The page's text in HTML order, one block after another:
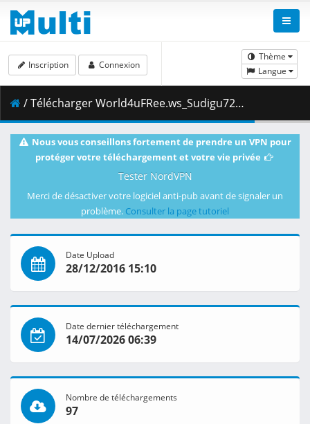
Thème
Langue
Inscription Connexion
/ Télécharger World4uFRee.ws_Sudigu72dul.mkv.002 ( 199.00 MB )
Nous vous conseillons fortement de prendre un VPN pour
protéger votre téléchargement et votre vie privée
Tester NordVPN
Merci de désactiver votre logiciel anti-pub avant de signaler un
problème. Consulter la page tutoriel
Date Upload
28/12/2016 15:10
Date dernier téléchargement
14/07/2026 06:39
Nombre de téléchargements
97